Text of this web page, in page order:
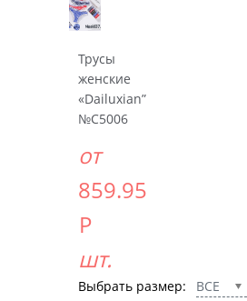
Трусы
женские
«Dailuxian”
№C5006
от
859.95
Р
шт.
Выбрать размер:
ВСЕ